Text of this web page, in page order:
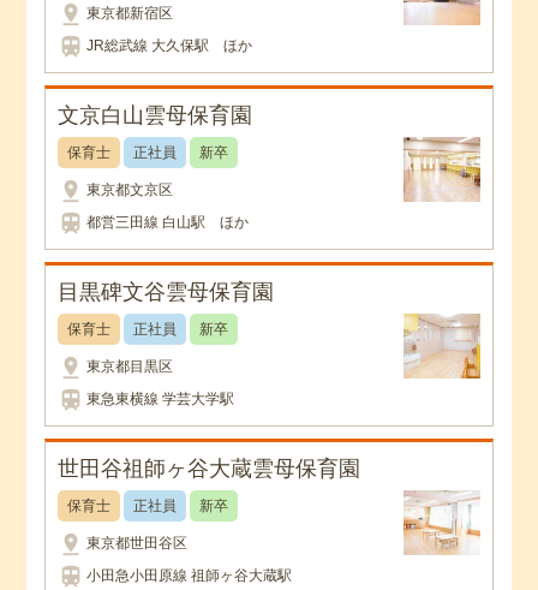
pin_drop 東京都新宿区
train JR総武線 大久保駅 ほか
文京白山雲母保育園
保育士 正社員 新卒
pin_drop 東京都文京区
train 都営三田線 白山駅 ほか
目黒碑文谷雲母保育園
保育士 正社員 新卒
pin_drop 東京都目黒区
train 東急東横線 学芸大学駅
世田谷祖師ヶ谷大蔵雲母保育園
保育士 正社員 新卒
pin_drop 東京都世田谷区
train 小田急小田原線 祖師ヶ谷大蔵駅